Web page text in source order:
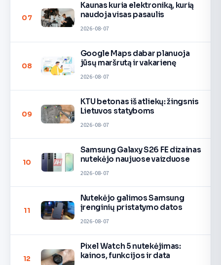
07
Kaunas kuria elektroniką, kurią
naudoja visas pasaulis
2026-08-07
08
Google Maps dabar planuoja
jūsų maršrutą ir vakarienę
2026-08-07
09
KTU betonas iš atliekų: žingsnis
Lietuvos statyboms
2026-08-07
10
Samsung Galaxy S26 FE dizainas
nutekėjo naujuose vaizduose
2026-08-07
11
Nutekėjo galimos Samsung
įrenginių pristatymo datos
2026-08-07
12
Pixel Watch 5 nutekėjimas:
kainos, funkcijos ir data